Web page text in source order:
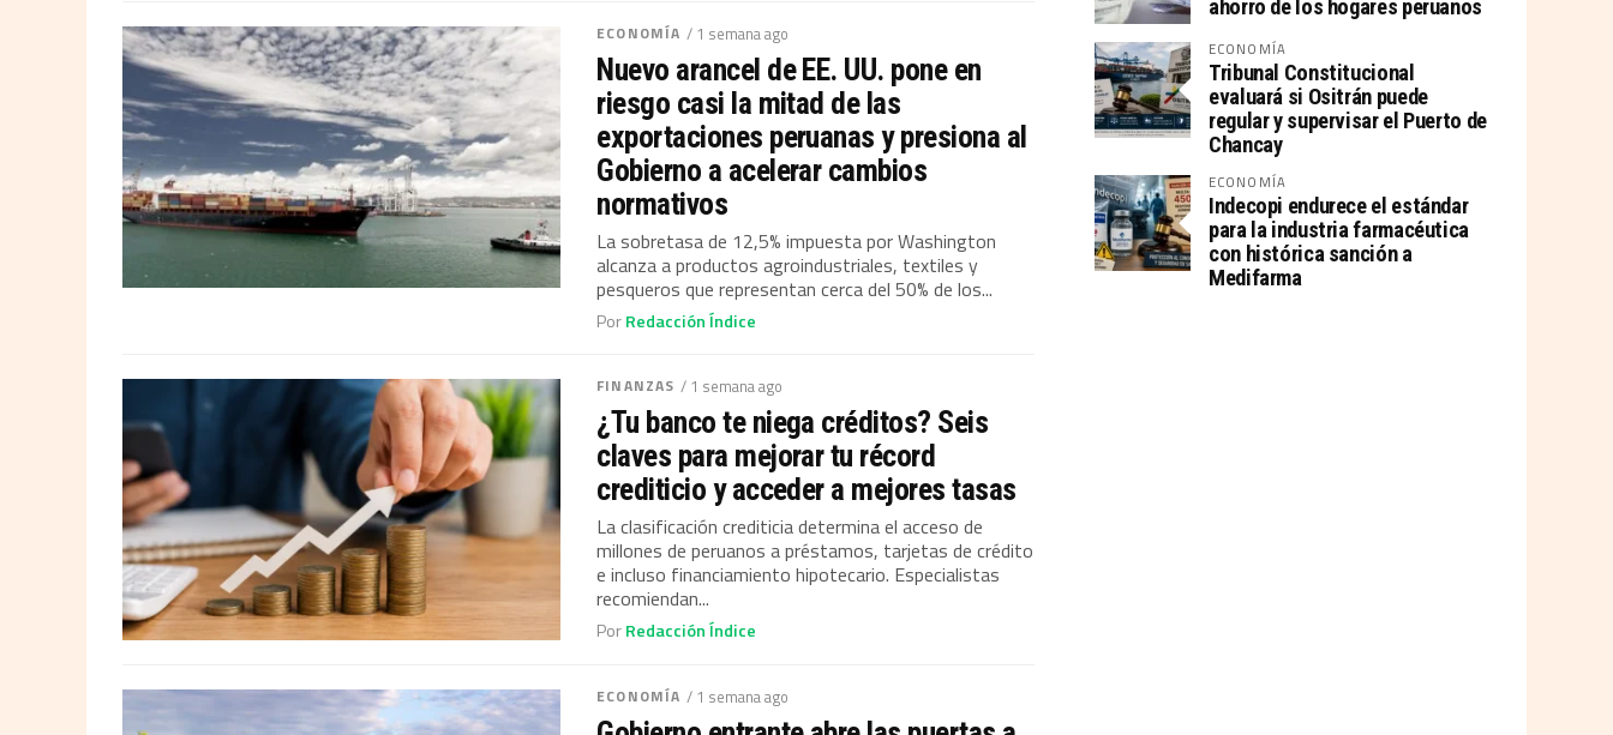
ECONOMÍA / 1 semana ago
Nuevo arancel de EE. UU. pone en
riesgo casi la mitad de las
exportaciones peruanas y presiona al
Gobierno a acelerar cambios
normativos
La sobretasa de 12,5% impuesta por Washington
alcanza a productos agroindustriales, textiles y
pesqueros que representan cerca del 50% de los...
PorRedacción Índice
FINANZAS / 1 semana ago
¿Tu banco te niega créditos? Seis
claves para mejorar tu récord
crediticio y acceder a mejores tasas
La clasificación crediticia determina el acceso de
millones de peruanos a préstamos, tarjetas de crédito
e incluso financiamiento hipotecario. Especialistas
recomiendan...
PorRedacción Índice
ECONOMÍA / 1 semana ago
ahorro de los hogares peruanos
ECONOMÍA
Tribunal Constitucional
evaluará si Ositrán puede
regular y supervisar el Puerto de
Chancay
ECONOMÍA
Indecopi endurece el estándar
para la industria farmacéutica
con histórica sanción a
Medifarma